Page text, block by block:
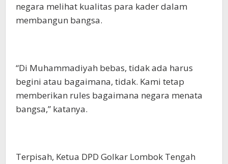
negara melihat kualitas para kader dalam
membangun bangsa.
“Di Muhammadiyah bebas, tidak ada harus
begini atau bagaimana, tidak. Kami tetap
memberikan rules bagaimana negara menata
bangsa,” katanya.
Terpisah, Ketua DPD Golkar Lombok Tengah